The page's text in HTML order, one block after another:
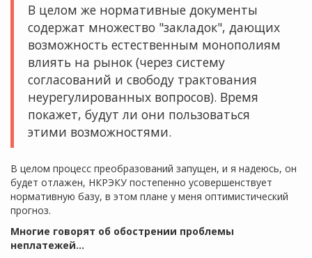
В целом же нормативные документы
содержат множество "закладок", дающих
возможность естественным монополиям
влиять на рынок (через систему
согласований и свободу трактования
неурегулированных вопросов). Время
покажет, будут ли они пользоваться
этими возможностями.
В целом процесс преобразований запущен, и я надеюсь, он
будет отлажен, НКРЭКУ постепенно усовершенствует
нормативную базу, в этом плане у меня оптимистический
прогноз.
Многие говорят об обострении проблемы
неплатежей…